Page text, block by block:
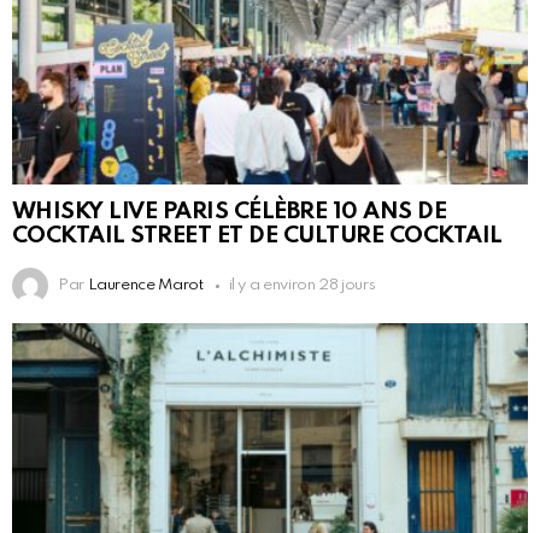
WHISKY LIVE PARIS CÉLÈBRE 10 ANS DE
COCKTAIL STREET ET DE CULTURE COCKTAIL
Par Laurence Marot il y a environ 28 jours